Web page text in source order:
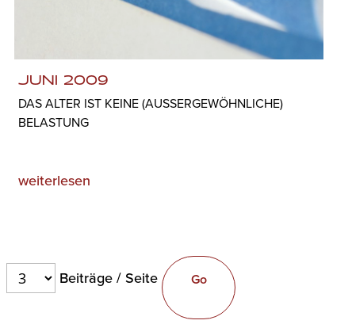
JUNI 2009
DAS ALTER IST KEINE (AUSSERGEWÖHNLICHE) B
ELASTUNG
weiterlesen
Beiträge / Seite